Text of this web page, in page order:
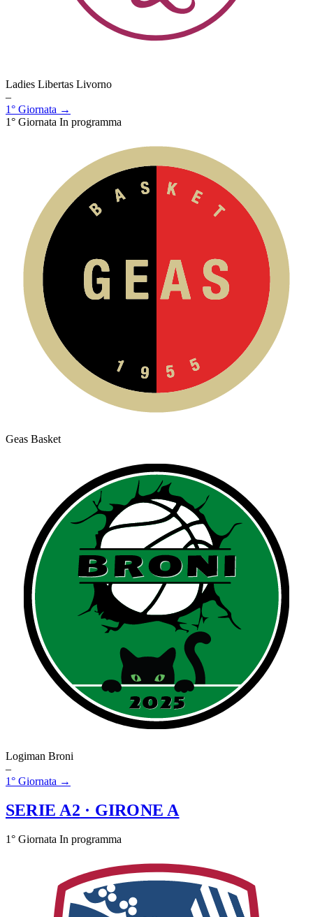
Ladies Libertas Livorno
–
1° Giornata →
1° Giornata In programma
Geas Basket
Logiman Broni
–
1° Giornata →
SERIE A2 · GIRONE A
1° Giornata In programma